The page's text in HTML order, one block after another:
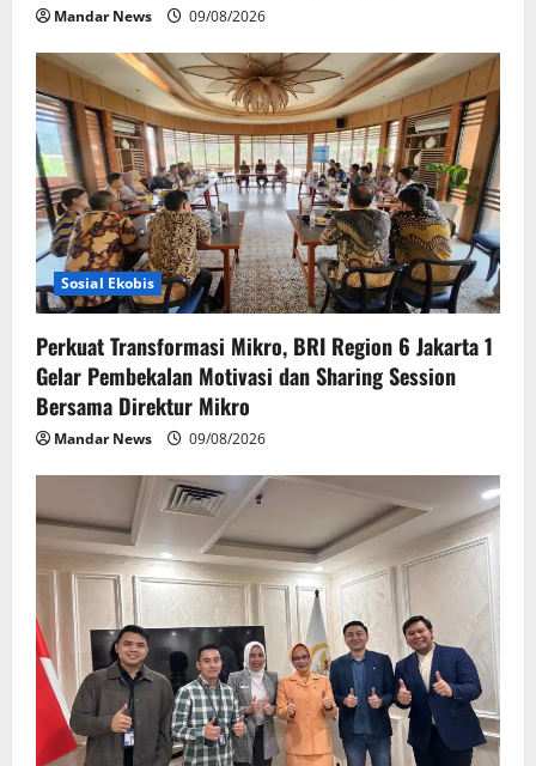
Mandar News 09/08/2026
Sosial Ekobis
Perkuat Transformasi Mikro, BRI Region 6 Jakarta 1
Gelar Pembekalan Motivasi dan Sharing Session
Bersama Direktur Mikro
Mandar News 09/08/2026